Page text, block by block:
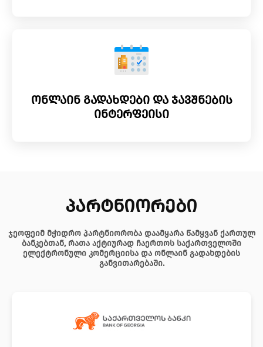
ონლაინ გადახდები და ჯავშნების
ინტერფეისი
პარტნიორები
ჯეოფეიმ მჭიდრო პარტნიორობა დაამყარა წამყვან ქართულ
ბანკებთან, რათა აქტიურად ჩაერთოს საქართველოში
ელექტრონული კომერციისა და ონლაინ გადახდების
განვითარებაში.